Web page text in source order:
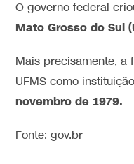
O governo federal
Mato Grosso do Sul
Mais precisamente, a
UFMS como
novembro de 1979.
Fonte: gov.br